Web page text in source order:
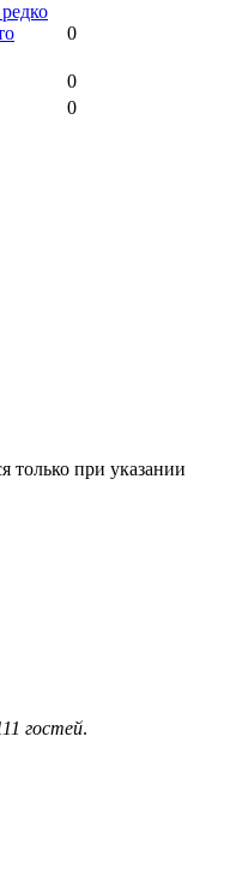
0
0
0
только при указании
гостей.